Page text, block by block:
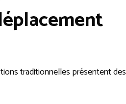
traditionnelles présentent des